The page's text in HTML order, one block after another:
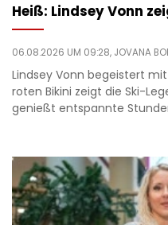
Heiß: Lindsey Vonn
06.08.2026 UM 09:28, JOVANA
Lindsey Vonn begeistert
roten Bikini zeigt die Ski-
genießt entspannte